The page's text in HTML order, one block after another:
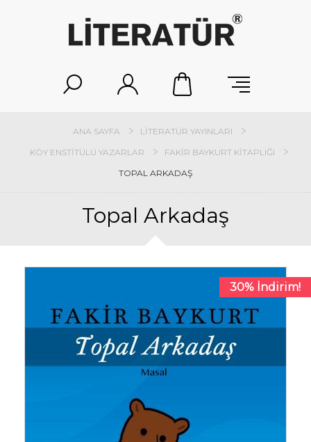
ANA SAYFA
LITERATÜR YAYINLARI
KÖY ENSTITÜLÜ YAZARLAR
FAKIR BAYKURT KITAPLIĞI
TOPAL ARKADAŞ
Topal Arkadaş
30% İndirim!